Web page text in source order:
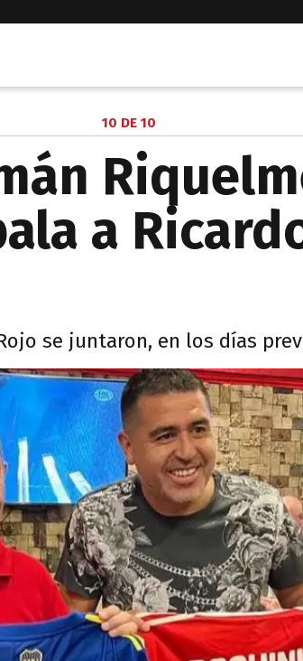
10 DE 10
a
se juntaron, en los días